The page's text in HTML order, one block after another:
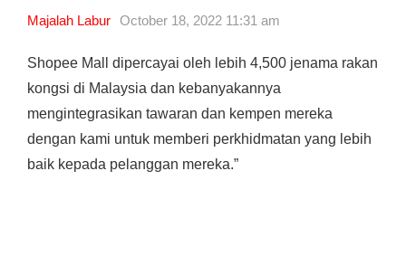
Majalah Labur October 18, 2022 11:31 am
Shopee Mall dipercayai oleh lebih 4,500 jenama rakan
kongsi di Malaysia dan kebanyakannya
mengintegrasikan tawaran dan kempen mereka
dengan kami untuk memberi perkhidmatan yang lebih
baik kepada pelanggan mereka.”